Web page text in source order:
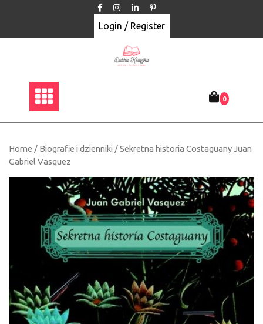
Login / Register
0
Home / Biografie i dzienniki / Sekretna historia Costaguany Juan
Gabriel Vasquez